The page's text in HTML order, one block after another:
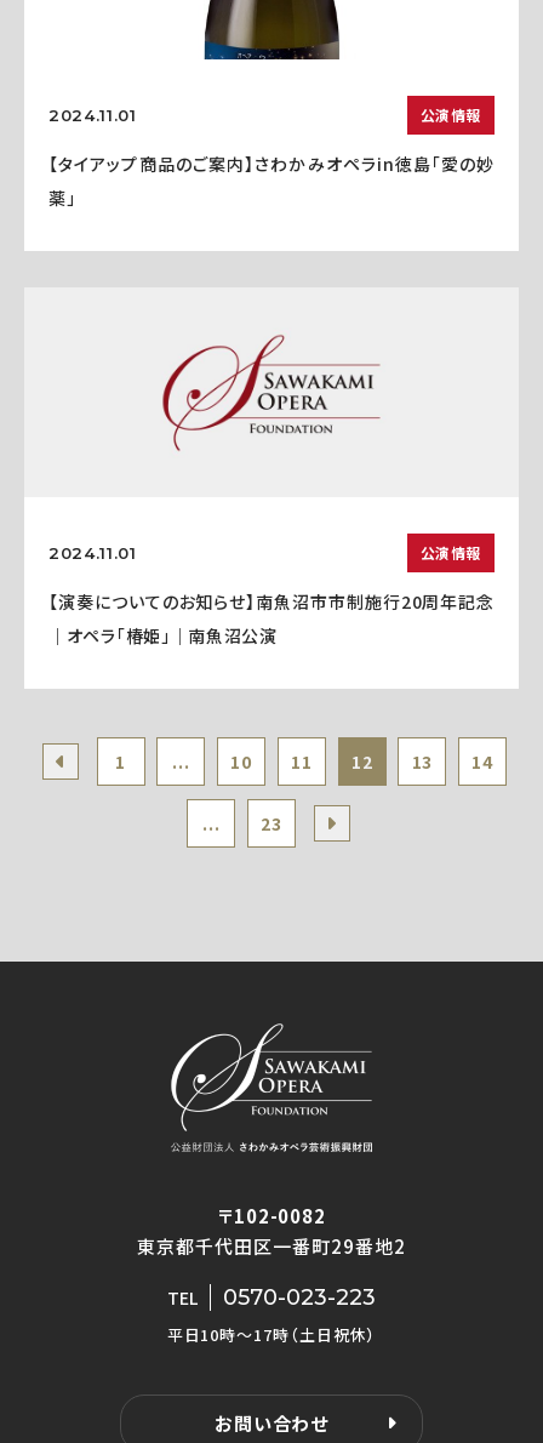
2024.11.01 公演情報
【タイアップ商品のご案内】さわかみオペラin徳島「愛の妙
薬」
2024.11.01 公演情報
【演奏についてのお知らせ】南魚沼市市制施行20周年記念
｜オペラ「椿姫」｜南魚沼公演
1 ... 10 11 12 13 14
... 23
〒102-0082
東京都千代田区一番町29番地2
TEL 0570-023-223
平日10時〜17時（土日祝休）
お問い合わせ